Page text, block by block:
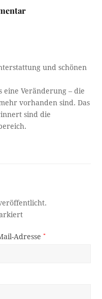
und schönen
eine Veränderung – die
vorhanden sind. Das
sind die
Adresse*